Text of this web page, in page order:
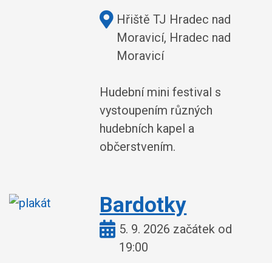
Kde:Hřiště TJ Hradec nad
Moravicí, Hradec nad
Moravicí
Hudební mini festival s
vystoupením různých
hudebních kapel a
občerstvením.
Bardotky
Kdy:5. 9. 2026 začátek od
19:00